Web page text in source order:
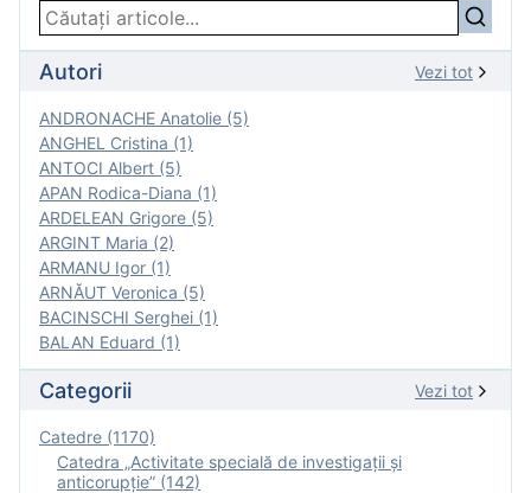
Autori Vezi tot
ANDRONACHE Anatolie (5)
ANGHEL Cristina (1)
ANTOCI Albert (5)
APAN Rodica-Diana (1)
ARDELEAN Grigore (5)
ARGINT Maria (2)
ARMANU Igor (1)
ARNĂUT Veronica (5)
BACINSCHI Serghei (1)
BALAN Eduard (1)
Categorii Vezi tot
Catedre (1170)
Catedra „Activitate specială de investigaţii şi
anticorupție” (142)